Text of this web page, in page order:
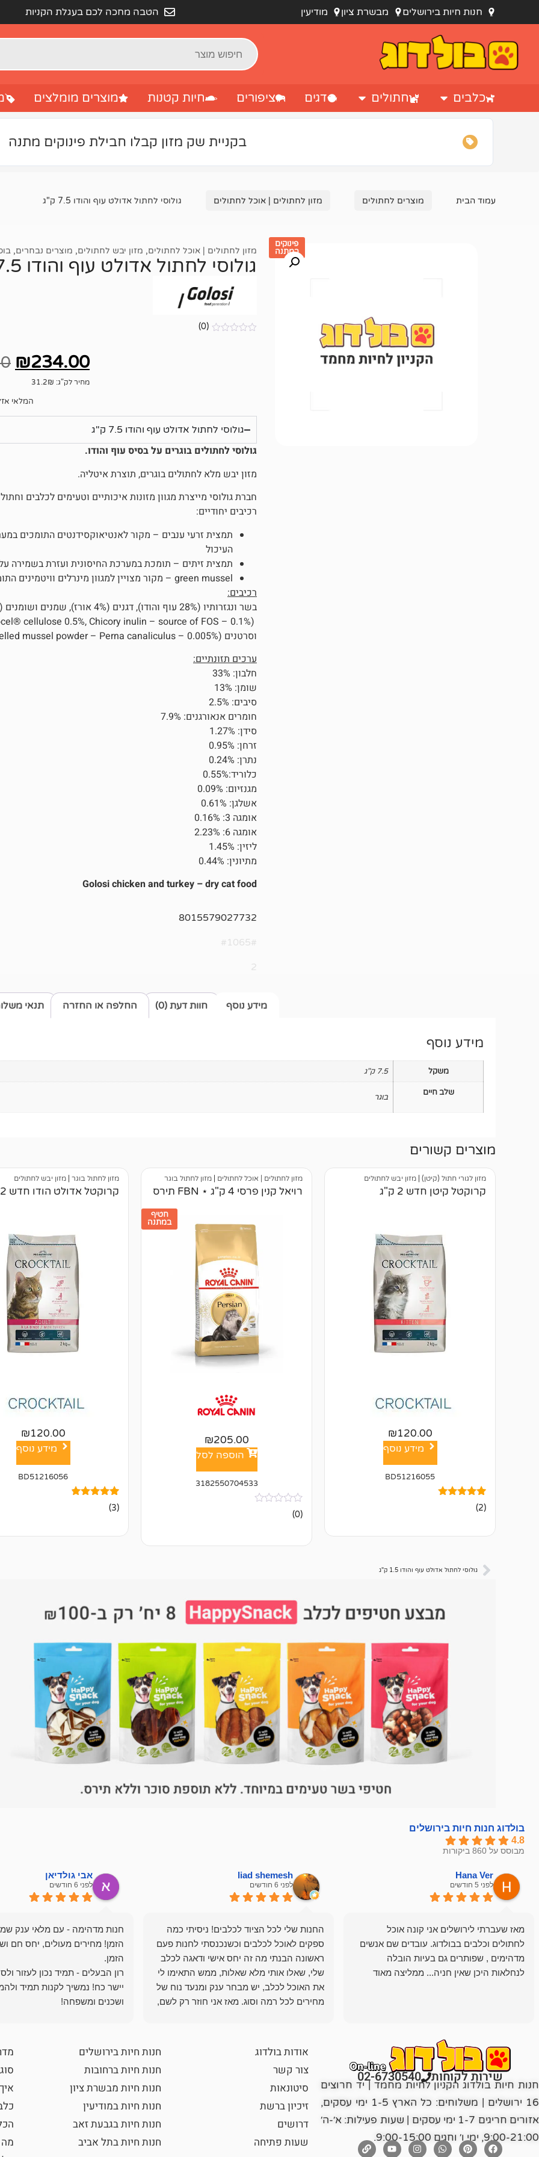
חנות חיות בירושלים מבשרת ציון מודיעין הטבה מחכה לכם בעגלת הקניות
כלבים חתולים דגים ציפורים חיות קטנות מוצרים מומלצים
בקניית שק מזון קבלו חבילת פינוקים מתנה
עמוד הבית מוצרים לחתולים מזון לחתולים | אוכל לחתולים גולוסי לחתול אדולט עוף והודו 7.5 ק"ג
פינוקים
במתנה
מזון לחתולים | אוכל לחתולים, מזון יבש לחתולים, מוצרים נבחרים,
גולוסי לחתול אדולט עוף והודו 7.5 ק"ג
(0)
₪234.00
מחיר לק"ג: 31.2₪
המלאי
גולוסי לחתול אדולט עוף והודו 7.5 ק"ג
גולוסי לחתולים בוגרים על בסיס עוף והודו.
מזון יבש מלא לחתולים בוגרים, תוצרת איטליה.
חברת גולוסי מייצרת מגוון מזונות איכותיים וטעימים לכלבים
רכיבים יחודיים:
תמצית זרעי ענבים – מקור לאנטיאוקסידנטים התומכים
העיכול
תמצית זיתים – תומכת במערכת החיסונית ועזרת בשמירה
green mussel – מקור מצויין למגוון מינרלים וויטמינים התומכים בין היתר בבריאות המפרקים
רכיבים:
וסרטנים (Green shelled mussel powder – Perna canaliculus – 0.005%)
ערכים תזונתיים:
חלבון: 33%
שומן: 13%
סיבים: 2.5%
חומרים אנאורגנים: 7.9%
סידן: 1.27%
זרחן: 0.95%
נתרן: 0.24%
כלוריד:0.55%
מגנזיום: 0.09%
אשלגן: 0.61%
אומגה 3: 0.16%
אומגה 6: 2.23%
ליזין: 1.45%
מתיונין: 0.44%
Golosi chicken and turkey – dry cat food
8015579027732
#1065#
2
מידע נוסף תנאי חוות דעת (0) החלפה או החזרה
מידע נוסף
משקל 7.5 ק"ג
שלב חיים בוגר
מוצרים קשורים
מזון לגורי חתול (קיטן) | מזון יבש לחתולים
קרוקטל קיטן חדש 2 ק"ג
₪120.00
מידע נוסף
BD51216055
מדורגים
5.00
2(2)
מזון לחתולים | אוכל לחתולים | מזון לחתול בוגר
רויאל קנין פרסי 4 ק"ג ⋆ FBN תירס
חטיף
במתנה
₪205.00
הוספה לסל
3182550704533
אין
ביקורות
(0)
מזון לחתול בוגר | מזון יבש לחתולים
קרוקטל אדולט הודו חדש 2 ק"ג
₪120.00
מידע נוסף
BD51216056
מדורגים
4.67
3(3)
גולוסי לחתול אדולט עוף והודו 1.5 ק"ג
בולדוג חנות חיות בירושלים
4.8
מבוסס על 860 ביקורות
Hana Ver
לפני 5 חודשים
מאז שעברתי לירושלים אני קונה אוכל
לחתולים וכלבים בבולדוג. עובדים שם אנשים
מדהימים , שפותרים גם בעיות הובלה
לנחלאות היכן שאין חניה... ממליצה מאוד
liad shemesh
לפני 6 חודשים
החנות שלי לכל הציוד לכלבים! ניסיתי כמה
ספקים לאוכל לכלבים וכשנכנסתי לחנות פעם
ראשונה הבנתי מה זה יחס אישי ודאגה לכלב
שלי, שאלו אותי מלא שאלות, ממש התאימו לי
את האוכל לכלב, יש מבחר ענק ומנעד נוח של
מחירים לכל רמה וסוג. מאז אני חוזר רק לשם,
אבי גולדיאן
לפני 6 חודשים
חנות מדהימה - עם מלאי ענק
הזמן! מחירים מעולים, יחס חם
רון הבעלים - תמיד נכון לעזור
יישר כח! נמשיך לקנות תמיד
ושכנים ומשפחה!
שירות לקוחות 02-6730540
חנות חיות בולדוג הקניון לחיות מחמד | יד חרוצים
16 ירושלים | משלוחים: כל הארץ 1-5 ימי עסקים,
אזורים חריגים 1-7 ימי עסקים | שעות פעילות: א׳-ה׳
9:00-21:00, ימי ו׳ וחגים 9:00-15:00.
אודות בולדוג
צור קשר
סיטונאות
זיכיון ברשת
דרושים
שעות פתיחה
חנות חיות בירושלים
חנות חיות ברחובות
חנות חיות מבשרת ציון
חנות חיות במודיעין
חנות חיות בגבעת זאב
חנות חיות בתל אביב